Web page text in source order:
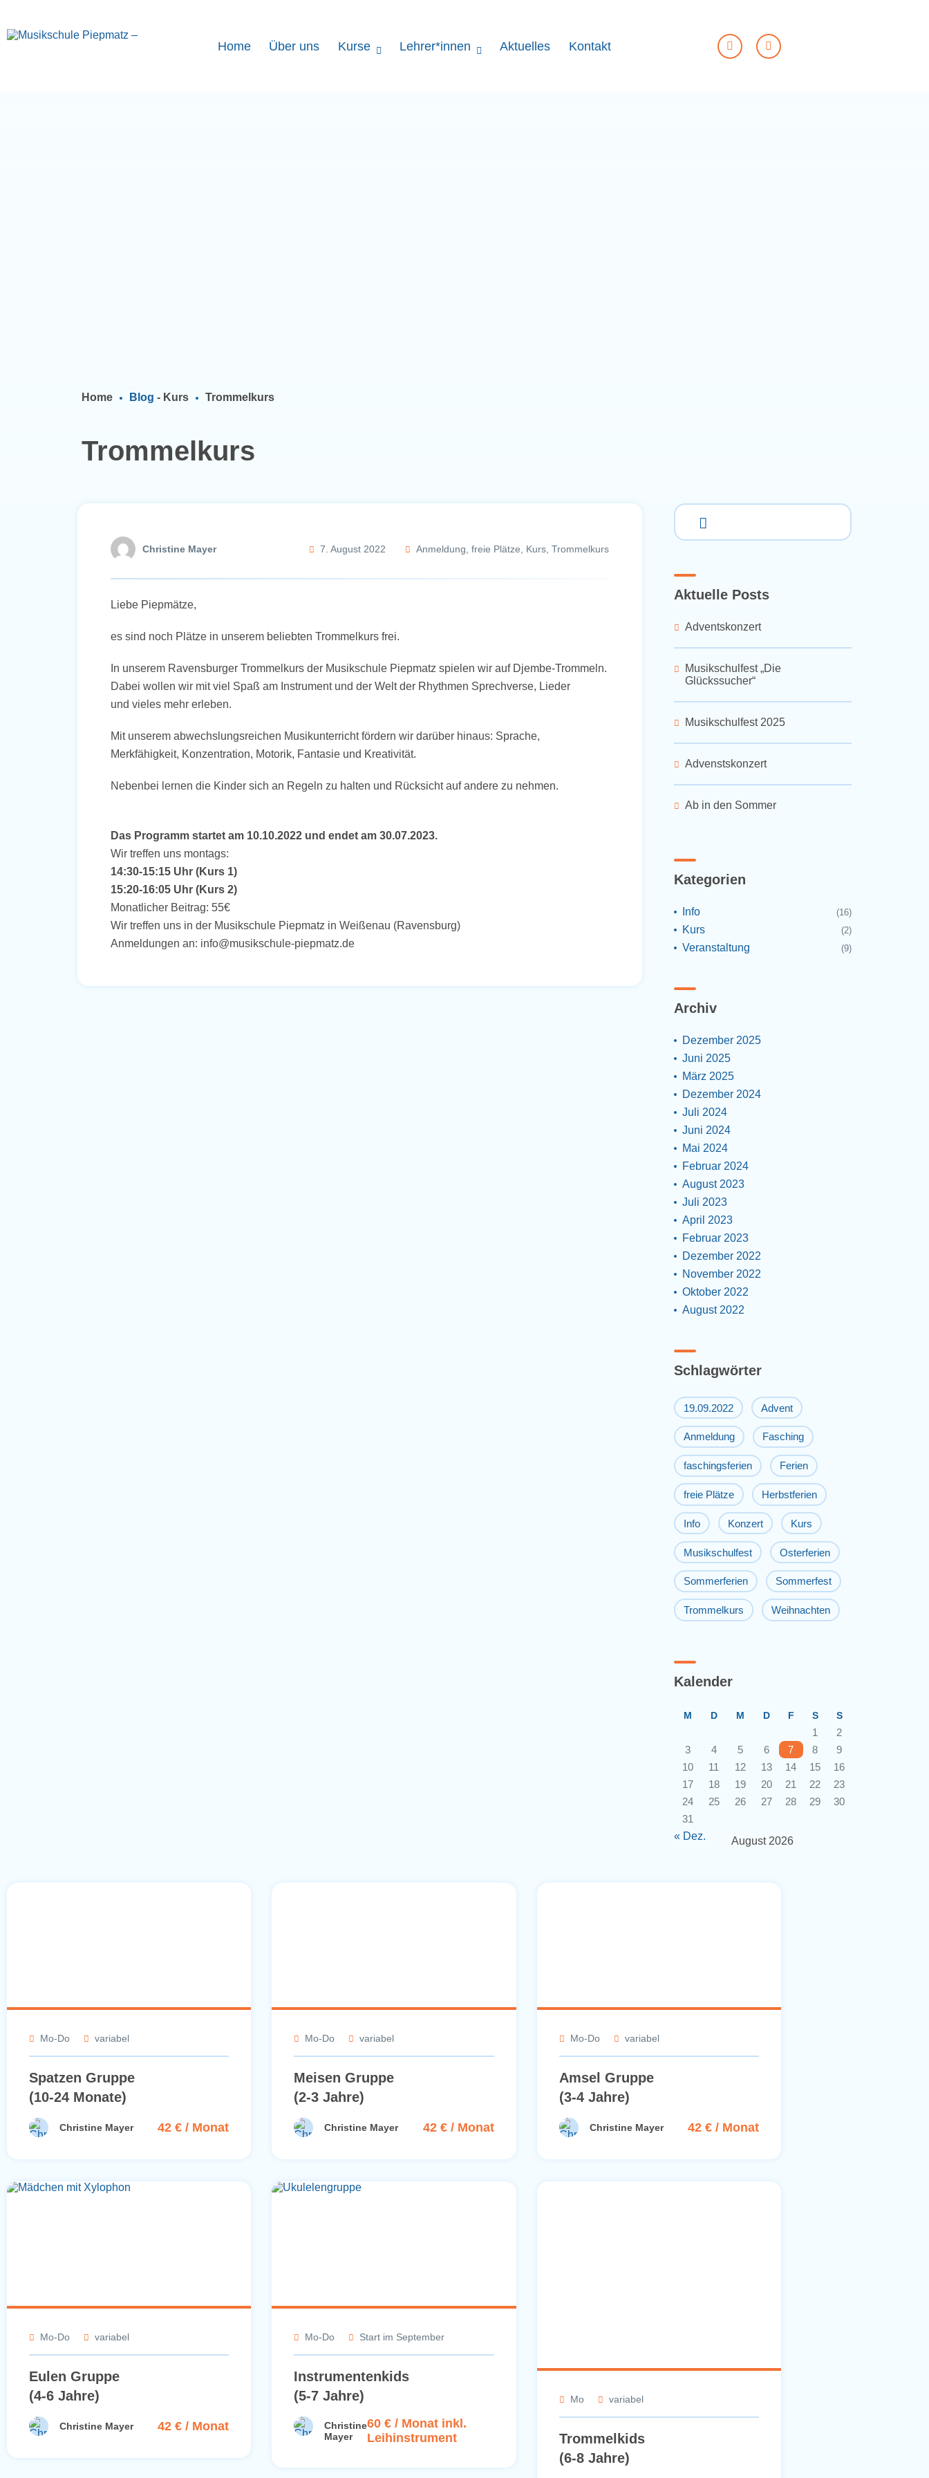
Home Über uns Kurse Lehrer*innen Aktuelles Kontakt
Home Blog - Kurs Trommelkurs
Trommelkurs
Christine Mayer 7. August 2022 Anmeldung, freie Plätze, Kurs, Trommelkurs
Liebe Piepmätze,
es sind noch Plätze in unserem beliebten Trommelkurs frei.
In unserem Ravensburger Trommelkurs der Musikschule Piepmatz spielen wir auf Djembe-Trommeln.
Dabei wollen wir mit viel Spaß am Instrument und der Welt der Rhythmen Sprechverse, Lieder
und vieles mehr erleben.
Mit unserem abwechslungsreichen Musikunterricht fördern wir darüber hinaus: Sprache,
Merkfähigkeit, Konzentration, Motorik, Fantasie und Kreativität.
Nebenbei lernen die Kinder sich an Regeln zu halten und Rücksicht auf andere zu nehmen.
Das Programm startet am 10.10.2022 und endet am 30.07.2023.
Wir treffen uns montags:
14:30-15:15 Uhr (Kurs 1)
15:20-16:05 Uhr (Kurs 2)
Monatlicher Beitrag: 55€
Wir treffen uns in der Musikschule Piepmatz in Weißenau (Ravensburg)
Anmeldungen an: info@musikschule-piepmatz.de
Aktuelle Posts
Adventskonzert
Musikschulfest „Die
Glückssucher“
Musikschulfest 2025
Advenstskonzert
Ab in den Sommer
Kategorien
Info (16)
Kurs (2)
Veranstaltung (9)
Archiv
Dezember 2025
Juni 2025
März 2025
Dezember 2024
Juli 2024
Juni 2024
Mai 2024
Februar 2024
August 2023
Juli 2023
April 2023
Februar 2023
Dezember 2022
November 2022
Oktober 2022
August 2022
Schlagwörter
19.09.2022 Advent
Anmeldung Fasching
faschingsferien Ferien
freie Plätze Herbstferien
Info Konzert Kurs
Musikschulfest Osterferien
Sommerferien Sommerfest
Trommelkurs Weihnachten
Kalender
August 2026
M D M D F S S
1
2
3
4 5 6 7 8
9
10
11 12 13 14 15
16
17
18 19 20 21 22
23
24
25 26 27 28 29
30
31
« Dez.
Mo-Do variabel
Spatzen Gruppe
(10-24 Monate)
Christine Mayer 42 € / Monat
Mo-Do variabel
Meisen Gruppe
(2-3 Jahre)
Christine Mayer 42 € / Monat
Mo-Do variabel
Amsel Gruppe
(3-4 Jahre)
Christine Mayer 42 € / Monat
Mo-Do variabel
Eulen Gruppe
(4-6 Jahre)
Christine Mayer 42 € / Monat
Mo-Do Start im September
Instrumentenkids
(5-7 Jahre)
Christine
Mayer
60 € / Monat inkl.
Leihinstrument
(6-8 Jahre)